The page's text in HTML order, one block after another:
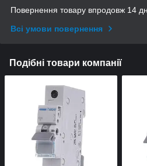
Повернення товару впродовж 14
Всі умови повернення
Подібні товари компанії